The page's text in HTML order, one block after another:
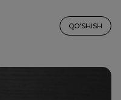
QO'SHISH